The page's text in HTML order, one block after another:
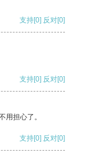
支持[0] 反对[0]
支持[0] 反对[0]
担心了。
支持[0] 反对[0]